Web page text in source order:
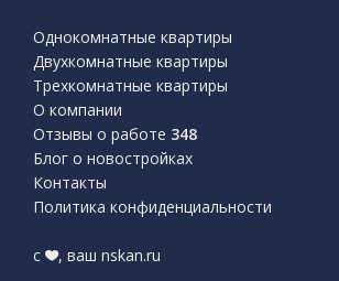
Однокомнатные квартиры
Двухкомнатные квартиры
Трехкомнатные квартиры
О компании
Отзывы о работе 348
Блог о новостройках
Контакты
Политика конфиденциальности
с , ваш nskan.ru